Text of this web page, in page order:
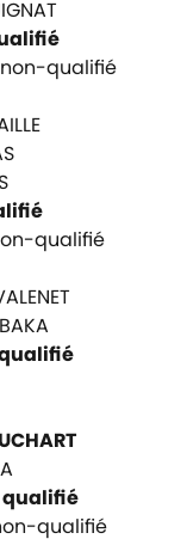
qualifié
qualifié
qualifié
qualifié